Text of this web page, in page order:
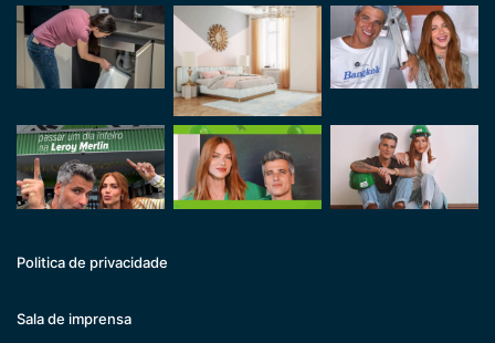
Politica de privacidade
Sala de imprensa